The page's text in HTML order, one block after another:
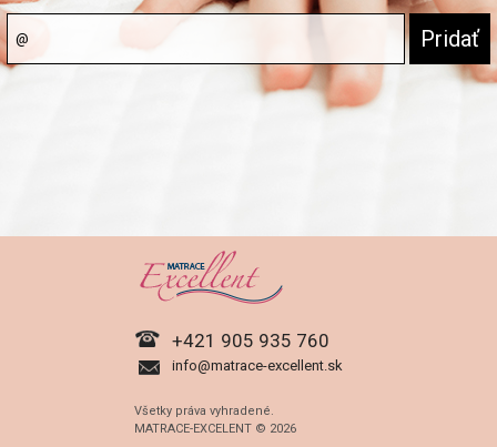
+421 905 935 760
info@matrace-excellent.sk
Všetky práva vyhradené.
MATRACE-EXCELENT © 2026